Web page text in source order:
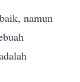
namun